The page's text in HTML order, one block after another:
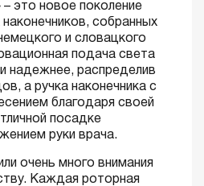
– это новое поколение
собранных
и словацкого
подача света
надежнее, распределив
а ручка наконечника с
благодаря своей
посадке
руки врача.
очень много внимания
Каждая роторная